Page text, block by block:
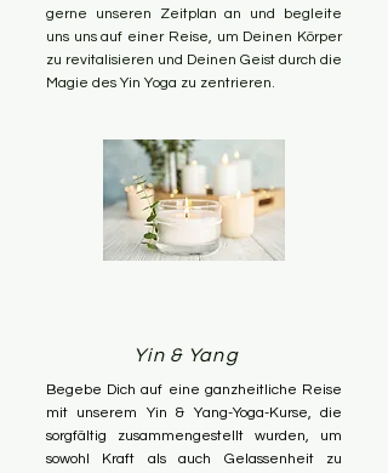
gerne unseren Zeitplan an und begleite
uns uns auf einer Reise, um Deinen Körper
zu revitalisieren und Deinen Geist durch die
Magie des Yin Yoga zu zentrieren.
Yin & Yang
Begebe Dich auf eine ganzheitliche Reise
mit unserem Yin & Yang-Yoga-Kurse, die
sorgfältig zusammengestellt wurden, um
sowohl Kraft als auch Gelassenheit zu